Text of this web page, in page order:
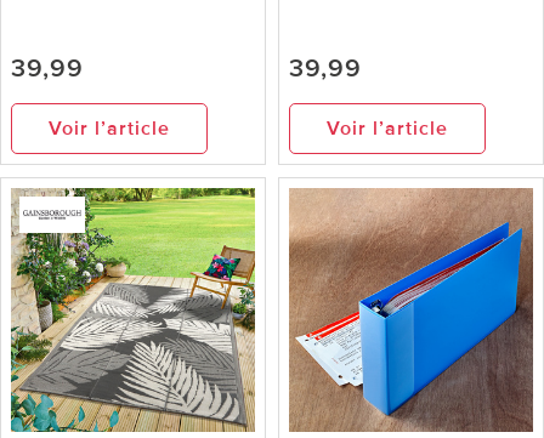
39,99
Voir l’article
39,99
Voir l’article